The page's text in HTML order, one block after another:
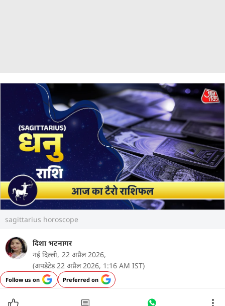
sagittarius horoscope
दिशा भटनागर
नई दिल्ली, 22 अप्रैल 2026,
(अपडेटेड 22 अप्रैल 2026, 1:16 AM IST)
Follow us on Preferred on